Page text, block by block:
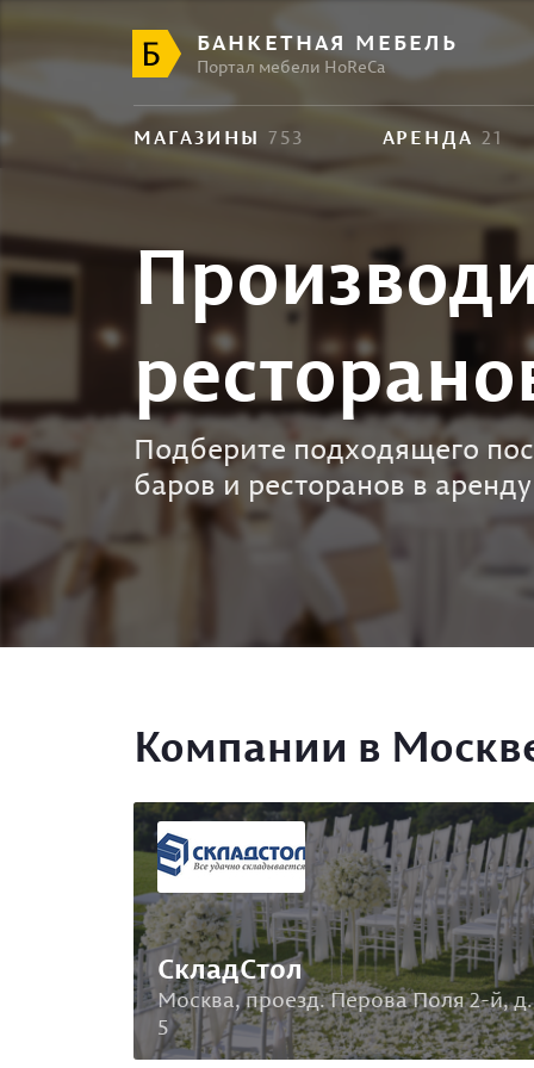
БАНКЕТНАЯ МЕБЕЛЬ
Портал мебели HoReCa
МАГАЗИНЫ 753 АРЕНДА 21
Подберите подходящего
баров и ресторанов в
Компании в
СкладСтол
Москва, проезд. Перова Поля 2-й, д.
5